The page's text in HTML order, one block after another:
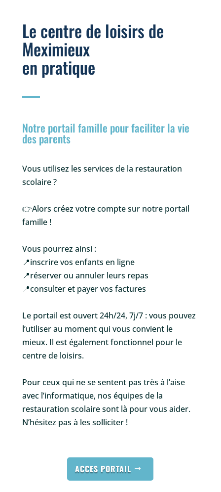
Le centre de loisirs de
Meximieux
en pratique
Notre portail famille pour faciliter la vie
des parents
Vous utilisez les services de la restauration
scolaire ?
👉Alors créez votre compte sur notre portail
famille !
Vous pourrez ainsi :
📍inscrire vos enfants en ligne
📍réserver ou annuler leurs repas
📍consulter et payer vos factures
Le portail est ouvert 24h/24, 7j/7 : vous pouvez
l’utiliser au moment qui vous convient le
mieux. Il est également fonctionnel pour le
centre de loisirs.
Pour ceux qui ne se sentent pas très à l’aise
avec l’informatique, nos équipes de la
restauration scolaire sont là pour vous aider.
N’hésitez pas à les solliciter !
ACCES PORTAIL